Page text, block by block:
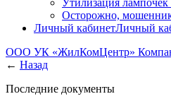
Утилизация лампочек
Осторожно,
Личный кабинетЛичный
ООО УК «ЖилКомЦентр»
← Назад
Последние документы